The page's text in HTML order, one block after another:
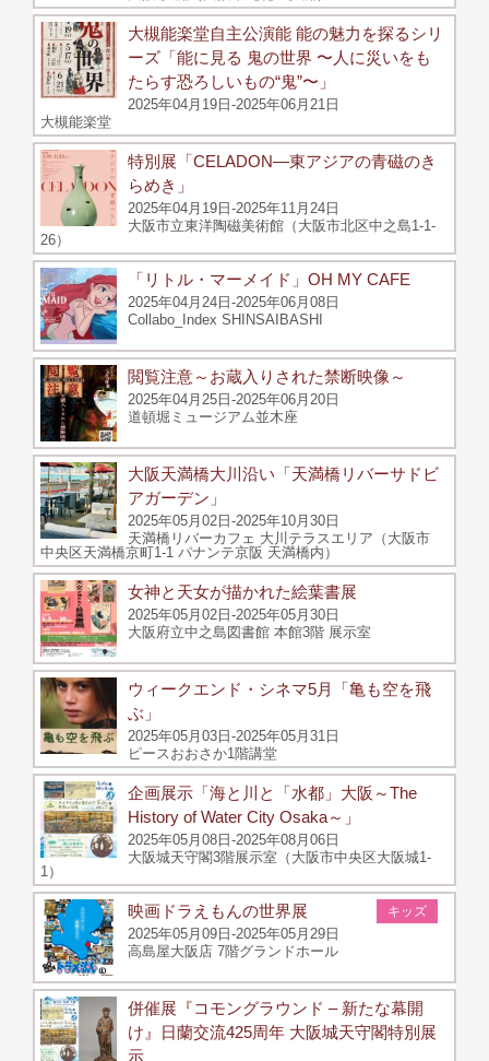
大槻能楽堂自主公演能 能の魅力を探るシリ
ーズ「能に見る 鬼の世界 〜人に災いをも
たらす恐ろしいもの“鬼”〜」
2025年04月19日-2025年06月21日
大槻能楽堂
特別展「CELADON―東アジアの青磁のき
らめき」
2025年04月19日-2025年11月24日
大阪市立東洋陶磁美術館（大阪市北区中之島1-1-
26）
「リトル・マーメイド」OH MY CAFE
2025年04月24日-2025年06月08日
Collabo_Index SHINSAIBASHI
閲覧注意～お蔵入りされた禁断映像～
2025年04月25日-2025年06月20日
道頓堀ミュージアム並木座
大阪天満橋大川沿い「天満橋リバーサドビ
アガーデン」
2025年05月02日-2025年10月30日
天満橋リバーカフェ 大川テラスエリア（大阪市
中央区天満橋京町1-1 パナンテ京阪 天満橋内）
女神と天女が描かれた絵葉書展
2025年05月02日-2025年05月30日
大阪府立中之島図書館 本館3階 展示室
ウィークエンド・シネマ5月「亀も空を飛
ぶ」
2025年05月03日-2025年05月31日
ピースおおさか1階講堂
企画展示「海と川と「水都」大阪～The
History of Water City Osaka～」
2025年05月08日-2025年08月06日
大阪城天守閣3階展示室（大阪市中央区大阪城1-
1）
キッズ
映画ドラえもんの世界展
2025年05月09日-2025年05月29日
高島屋大阪店 7階グランドホール
併催展『コモングラウンド – 新たな幕開
け』日蘭交流425周年 大阪城天守閣特別展
示